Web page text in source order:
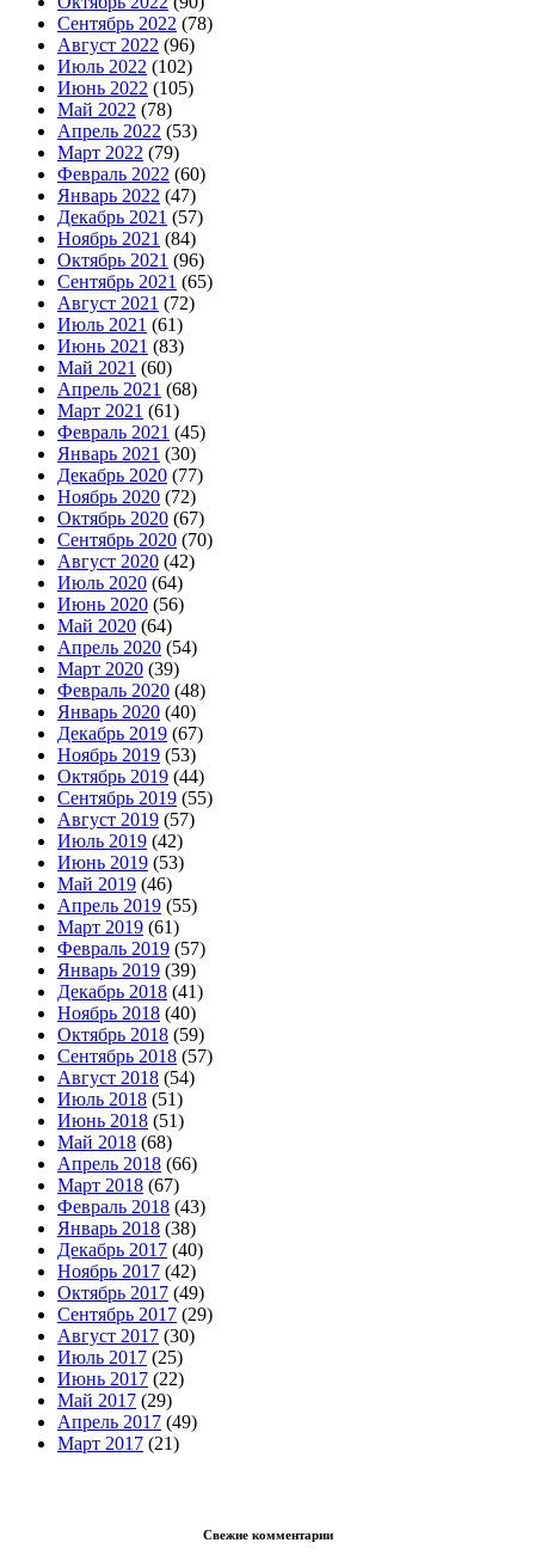
Сентябрь 2022 (78)
Август 2022 (96)
Июль 2022 (102)
Июнь 2022 (105)
Май 2022 (78)
Апрель 2022 (53)
Март 2022 (79)
Февраль 2022 (60)
Январь 2022 (47)
Декабрь 2021 (57)
Ноябрь 2021 (84)
Октябрь 2021 (96)
Сентябрь 2021 (65)
Август 2021 (72)
Июль 2021 (61)
Июнь 2021 (83)
Май 2021 (60)
Апрель 2021 (68)
Март 2021 (61)
Февраль 2021 (45)
Январь 2021 (30)
Декабрь 2020 (77)
Ноябрь 2020 (72)
Октябрь 2020 (67)
Сентябрь 2020 (70)
Август 2020 (42)
Июль 2020 (64)
Июнь 2020 (56)
Май 2020 (64)
Апрель 2020 (54)
Март 2020 (39)
Февраль 2020 (48)
Январь 2020 (40)
Декабрь 2019 (67)
Ноябрь 2019 (53)
Октябрь 2019 (44)
Сентябрь 2019 (55)
Август 2019 (57)
Июль 2019 (42)
Июнь 2019 (53)
Май 2019 (46)
Апрель 2019 (55)
Март 2019 (61)
Февраль 2019 (57)
Январь 2019 (39)
Декабрь 2018 (41)
Ноябрь 2018 (40)
Октябрь 2018 (59)
Сентябрь 2018 (57)
Август 2018 (54)
Июль 2018 (51)
Июнь 2018 (51)
Май 2018 (68)
Апрель 2018 (66)
Март 2018 (67)
Февраль 2018 (43)
Январь 2018 (38)
Декабрь 2017 (40)
Ноябрь 2017 (42)
Октябрь 2017 (49)
Сентябрь 2017 (29)
Август 2017 (30)
Июль 2017 (25)
Июнь 2017 (22)
Май 2017 (29)
Апрель 2017 (49)
Март 2017 (21)
Свежие комментарии